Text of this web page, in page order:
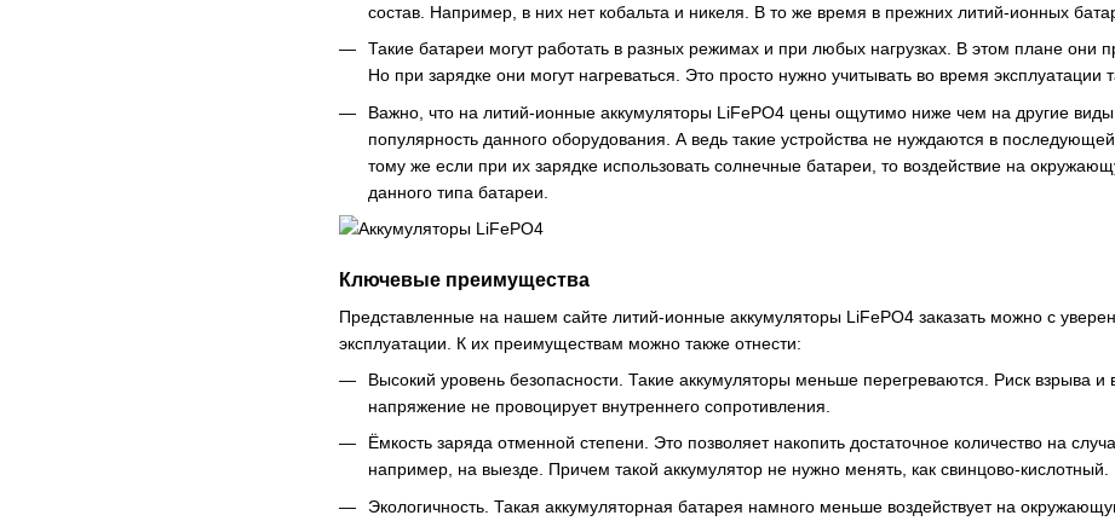
состав. Например, в них нет кобальта и никеля. В то же время в прежних литий-ионных
Такие батареи могут работать в разных режимах и при любых нагрузках. В этом плане они
Но при зарядке они могут нагреваться. Это просто нужно учитывать во время эксплуатации
Важно, что на литий-ионные аккумуляторы LiFePO4 цены ощутимо ниже чем на другие
популярность данного оборудования. А ведь такие устройства не нуждаются в
тому же если при их зарядке использовать солнечные батареи, то воздействие на
данного типа батареи.
Ключевые преимущества
Представленные на нашем сайте литий-ионные аккумуляторы LiFePO4 заказать можно с
эксплуатации. К их преимуществам можно также отнести:
Высокий уровень безопасности. Такие аккумуляторы меньше перегреваются. Риск взрыва
напряжение не провоцирует внутреннего сопротивления.
Ёмкость заряда отменной степени. Это позволяет накопить достаточное количество на
например, на выезде. Причем такой аккумулятор не нужно менять, как свинцово-кислотный.
Экологичность. Такая аккумуляторная батарея намного меньше воздействует на